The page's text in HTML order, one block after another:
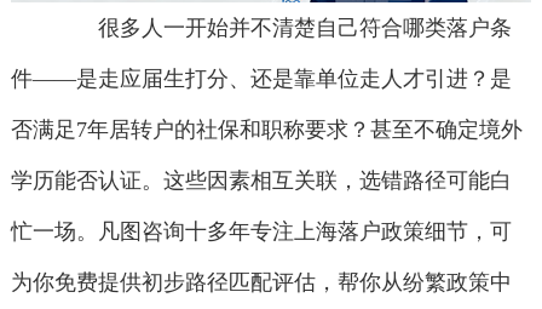
很多人一开始并不清楚自己符合哪类落户条
件——是走应届生打分、还是靠单位走人才引进？是
否满足7年居转户的社保和职称要求？甚至不确定境外
学历能否认证。这些因素相互关联，选错路径可能白
忙一场。凡图咨询十多年专注上海落户政策细节，可
为你免费提供初步路径匹配评估，帮你从纷繁政策中